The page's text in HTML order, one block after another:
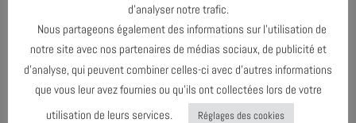
PRATIQUE VOCALE COLLECTIVE #5
NOSFERATU - CINÉ CONCERT
VOIR L'AGENDA
d’analyser notre trafic.
Nous partageons également des informations sur l’utilisation de
notre site avec nos partenaires de médias sociaux, de publicité et
d’analyse, qui peuvent combiner celles-ci avec d’autres informations
que vous leur avez fournies ou qu’ils ont collectées lors de votre
utilisation de leurs services.
Réglages des cookies